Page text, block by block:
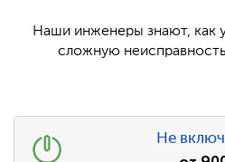
Наши инженеры знают, как
сложную
Не